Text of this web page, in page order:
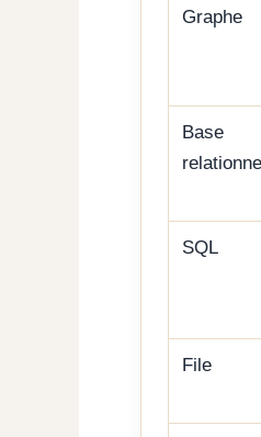
Graphe
Base
SQL
File